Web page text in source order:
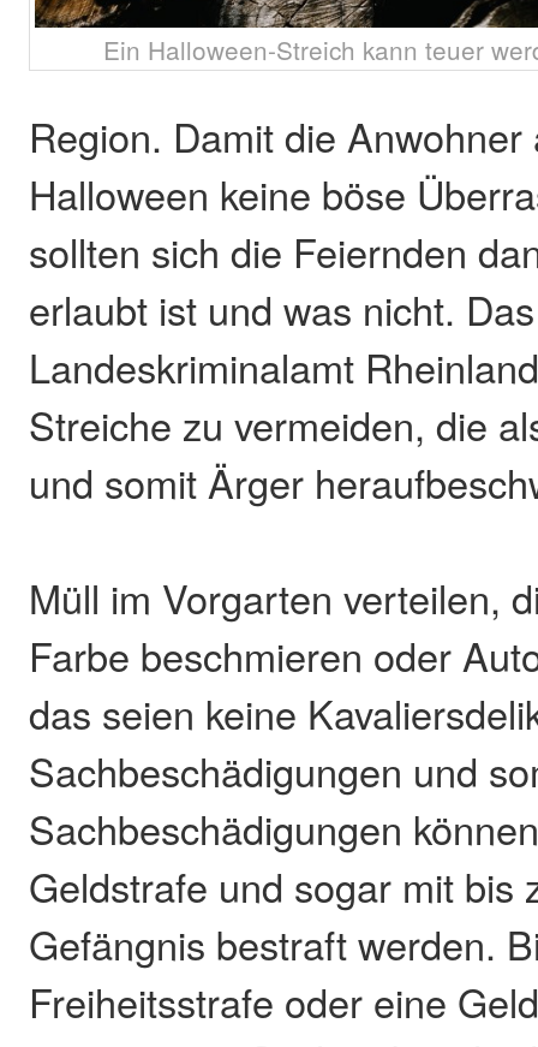
Ein Halloween-Streich kann teuer
Region. Damit die
Halloween keine böse
sollten sich die Feiernden
erlaubt ist und was nicht. Das
Landeskriminalamt
Streiche zu vermeiden, die
und somit Ärger
Müll im Vorgarten verteilen,
Farbe beschmieren oder
das seien keine
Sachbeschädigungen und
Sachbeschädigungen
Geldstrafe und sogar mit bis
Gefängnis bestraft werden.
Freiheitsstrafe oder eine